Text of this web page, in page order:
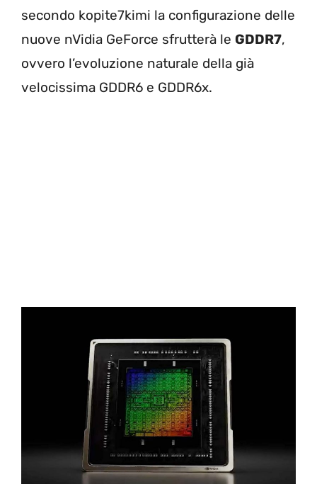
secondo kopite7kimi la configurazione delle
nuove nVidia GeForce sfrutterà le GDDR7,
ovvero l’evoluzione naturale della già
velocissima GDDR6 e GDDR6x.